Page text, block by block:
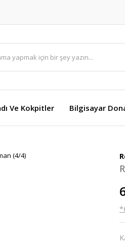
Ve Kokpitler Bilgisayar